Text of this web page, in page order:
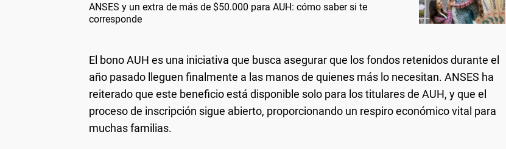
ANSES y un extra de más de $50.000 para AUH: cómo saber si te
corresponde
El bono AUH es una iniciativa que busca asegurar que los fondos retenidos durante el
año pasado lleguen finalmente a las manos de quienes más lo necesitan. ANSES ha
reiterado que este beneficio está disponible solo para los titulares de AUH, y que el
proceso de inscripción sigue abierto, proporcionando un respiro económico vital para
muchas familias.